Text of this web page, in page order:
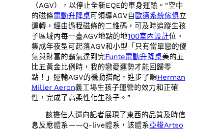
（AGV），以停止全新EQE的車身運輸。“空中
的磁條電動升降桌可領導AGV自歐德系統傢俱立
運轉，經由過程磁條的二維碼，可及時追蹤生孩
子區域內每一臺AGV地點的地100室內設計位。
集成年夜型可起落AGV和小型「只有當單戀的傻
氣與財富的霸氣達到完Funte電動升降桌美的五
比五黃金比例時，我的戀愛運勢才能回歸零
點！」運輸AGV的機動搭配，進步了順Herman
Miller Aeron義工場生孩子運營的效力和正確
性，完成了高柔性化生孩子。”
該擔任人還向記者展現了東西的品質及時信
息反應體系——Q-live體系，該體系亞梭Artso